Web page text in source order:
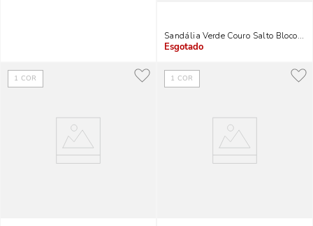
Sandália Verde Couro Salto Bloco
Indisponível
1 COR 1 COR